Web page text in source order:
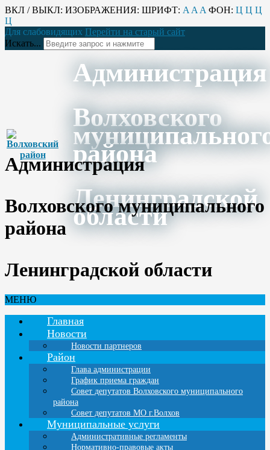
ВКЛ / ВЫКЛ: ИЗОБРАЖЕНИЯ: ШРИФТ: A A A ФОН: Ц Ц Ц
Ц
Для слабовидящих Перейти на старый сайт
Искать...
Администрация
Волховского
района
Ленинградской
области
Администрация
Волховского муниципального
района
Ленинградской области
МЕНЮ
Главная
Новости
Новости партнеров
Район
Глава администрации
График приема граждан
Совет депутатов Волховского муниципального
района
Совет депутатов МО г.Волхов
Муниципальные услуги
Административные регламенты
Нормативно-правовые акты